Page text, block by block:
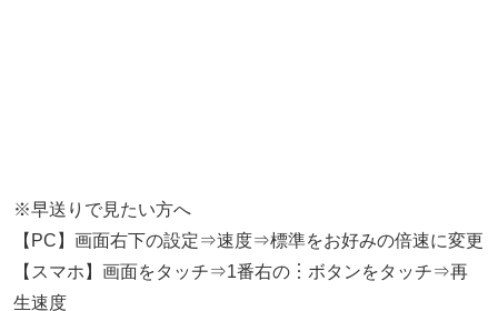
※早送りで見たい方へ
【PC】画面右下の設定⇒速度⇒標準をお好みの倍速に変更
【スマホ】画面をタッチ⇒1番右の︙ボタンをタッチ⇒再
生速度